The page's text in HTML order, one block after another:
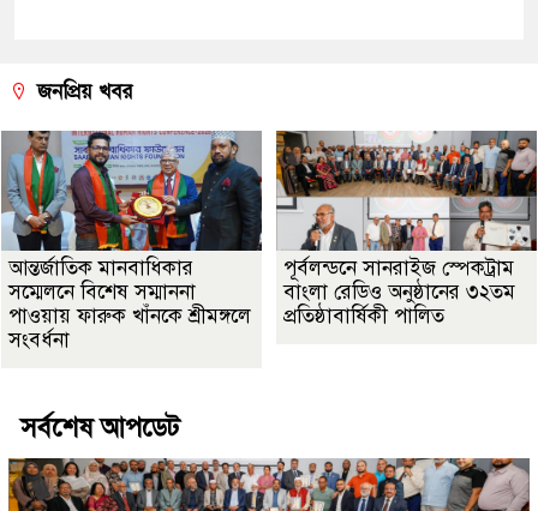
জনপ্রিয় খবর
আন্তর্জাতিক মানবাধিকার
সম্মেলনে বিশেষ সম্মাননা
পাওয়ায় ফারুক খাঁনকে শ্রীমঙ্গলে
সংবর্ধনা
পূর্বলন্ডনে সানরাইজ স্পেকট্রাম
বাংলা রেডিও অনুষ্ঠানের ৩২তম
প্রতিষ্ঠাবার্ষিকী পালিত
সর্বশেষ আপডেট